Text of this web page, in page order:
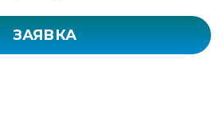
ЗАЯВКА